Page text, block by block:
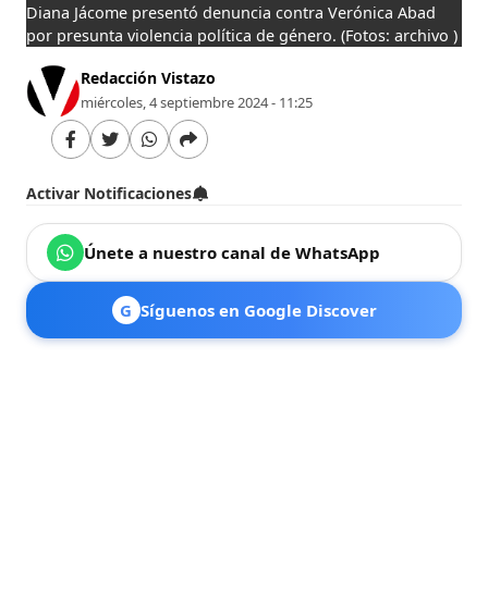
Diana Jácome presentó denuncia contra Verónica Abad
por presunta violencia política de género. (Fotos: archivo )
Redacción Vistazo
miércoles, 4 septiembre 2024 - 11:25
Activar Notificaciones
Únete a nuestro canal de WhatsApp
G Síguenos en Google Discover